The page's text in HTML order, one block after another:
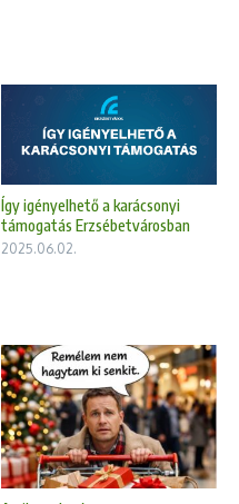
Így igényelhető a karácsonyi
támogatás Erzsébetvárosban
2025.06.02.